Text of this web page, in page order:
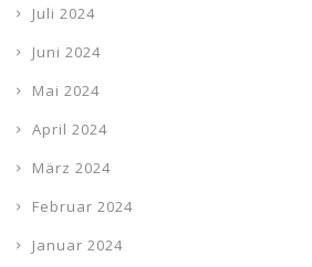
Juli 2024
Juni 2024
Mai 2024
April 2024
März 2024
Februar 2024
Januar 2024